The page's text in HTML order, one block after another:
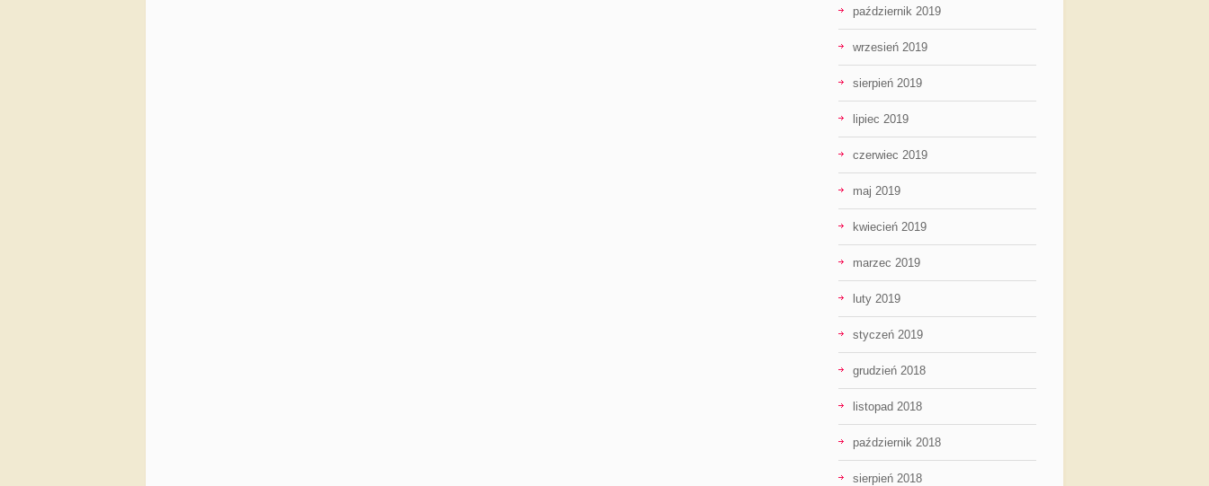
październik 2019
wrzesień 2019
sierpień 2019
lipiec 2019
czerwiec 2019
maj 2019
kwiecień 2019
marzec 2019
luty 2019
styczeń 2019
grudzień 2018
listopad 2018
październik 2018
sierpień 2018